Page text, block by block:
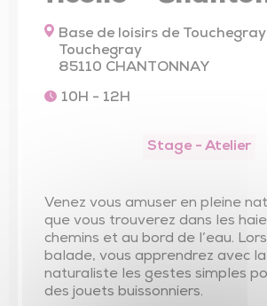
Base de loisirs de Touchegray
Touchegray
85110 CHANTONNAY
10H - 12H
Stage - Atelier
Venez vous amuser en pleine
que vous trouverez dans les
chemins et au bord de l’eau.
balade, vous apprendrez avec
naturaliste les gestes simples
des jouets buissonniers.